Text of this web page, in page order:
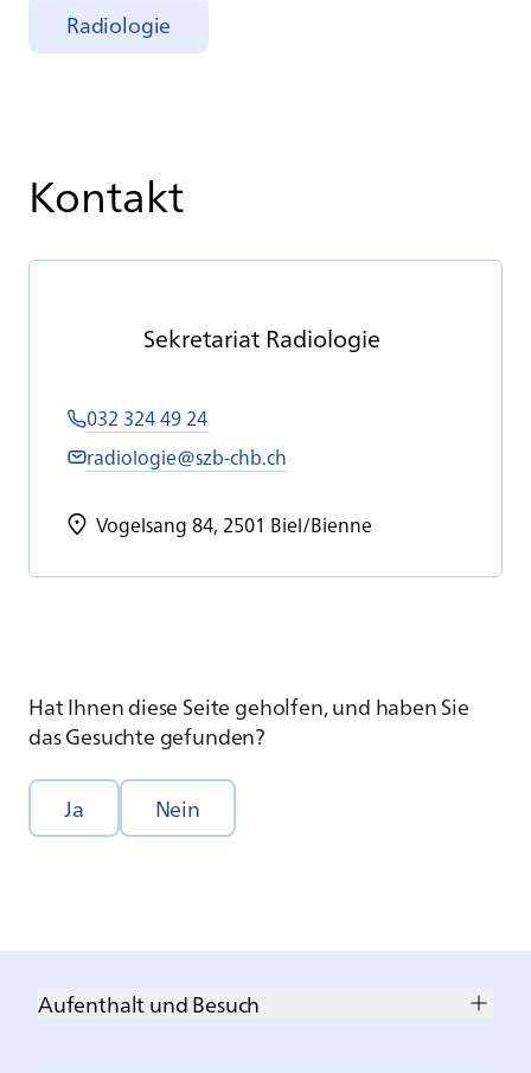
Radiologie
Kontakt
Se­kre­ta­ri­at Ra­dio­lo­gie
032 324 49 24
radiologie@szb-chb.ch
Vogelsang 84, 2501 Biel/Bienne
Hat Ihnen diese Seite geholfen, und haben Sie
das Gesuchte gefunden?
Ja Nein
Aufenthalt und Besuch